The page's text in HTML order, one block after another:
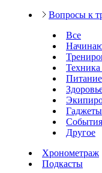
Вопросы к
Все
Техника
Питание
Гаджеты
События
Другое
Хронометраж
Подкасты